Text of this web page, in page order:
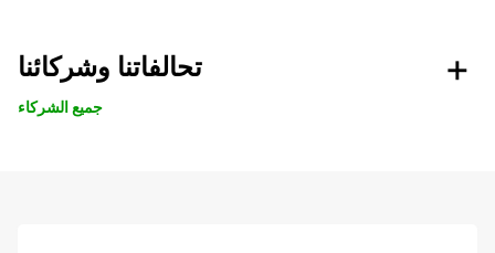
تحالفاتنا وشركائنا
جميع الشركاء